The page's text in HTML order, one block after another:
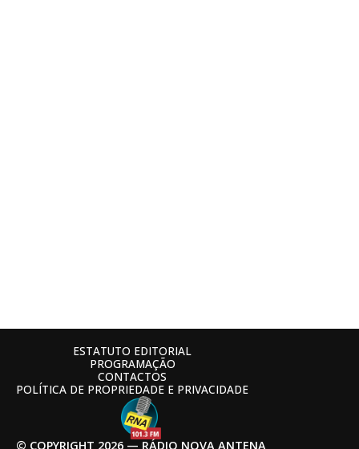
© COPYRIGHT 2026 — RÁDIO NOVA ANTENA
ESTATUTO EDITORIAL
PROGRAMAÇÃO
CONTACTOS
POLÍTICA DE PROPRIEDADE E PRIVACIDADE